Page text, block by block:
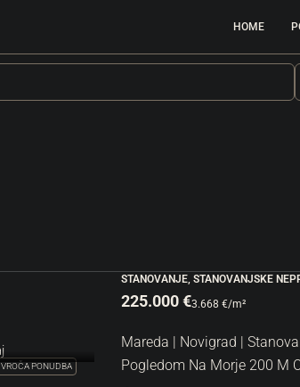
HOME
VROČA PONUDBA
STANOVANJE, STANOVANJSKE
225.000 €3.668 €/m²
Mareda | Novigrad |
Pogledom Na Morje 200 M
Grožnjan Okolica | Atraktivno Gradbeno
Zemljišče